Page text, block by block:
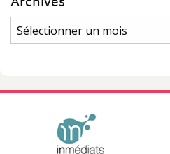
Archives